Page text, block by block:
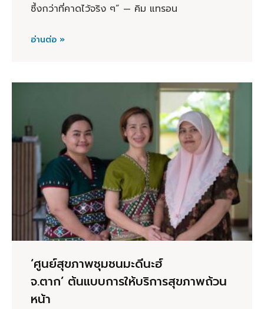
ซึ้งกว่าที่คาดไว้จริง ๆ” — คิม แทรอน
อ่านต่อ »
‘ศูนย์สุขภาพชุมชนมะดีนะฮ์
จ.ตาก’ ต้นแบบการให้บริการสุขภาพถ้วน
หน้า